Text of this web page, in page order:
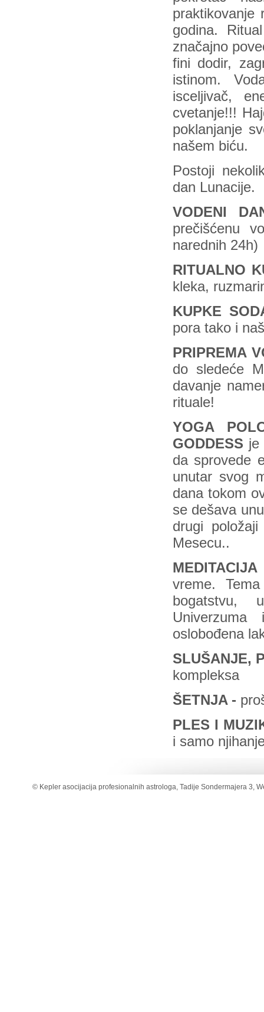
praktikovanje
godina.
značajno
fini dodir,
istinom.
isceljivač,
cvetanje!!!
poklanjanje
našem biću.
Postoji
dan Lunacije.
VODENI
prečišćenu
narednih 24h)
RITUALNO
kleka,
KUPKE
pora tako i
PRIPREMA
do sledeće
davanje
rituale!
YOGA
GODDESS je
da sprovede
unutar svog
dana tokom
se dešava
drugi
Mesecu..
MEDITACIJA
vreme.
bogatstvu,
oslobođena
SLUŠANJE,
kompleksa
ŠETNJA -
PLES I
i samo
© Kepler asocijacija profesionalnih astrologa, Tadije Sondermajera 3,